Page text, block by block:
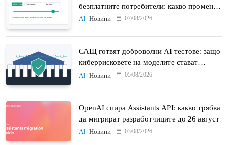
безплатните потребители: какво променят
Think бутонът и новият Sol
AI Новини 07/08/2026
САЩ готвят доброволни AI тестове: защо
киберрисковете на моделите стават
политически въпрос
AI Новини 05/08/2026
OpenAI спира Assistants API: какво трябва
да мигрират разработчиците до 26 август
AI Новини 03/08/2026